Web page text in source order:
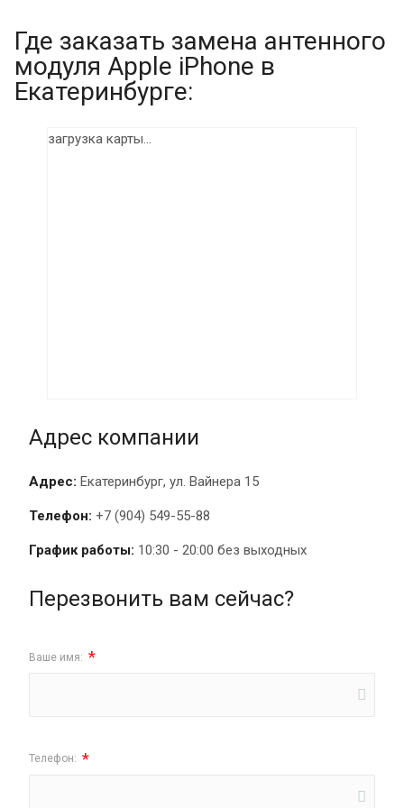
Где заказать замена антенного
модуля Apple iPhone в
Екатеринбурге:
загрузка карты...
Адрес компании
Адрес: Екатеринбург, ул. Вайнера 15
Телефон: +7 (904) 549-55-88
График работы: 10:30 - 20:00 без выходных
Перезвонить вам сейчас?
Ваше имя: *
Телефон: *